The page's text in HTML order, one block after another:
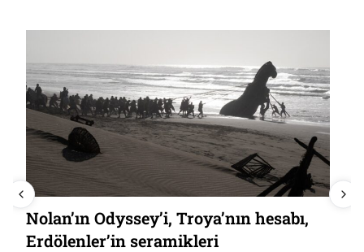
Nolan’ın Odyssey’i, Troya’nın hesabı,
Erdölenler’in seramikleri